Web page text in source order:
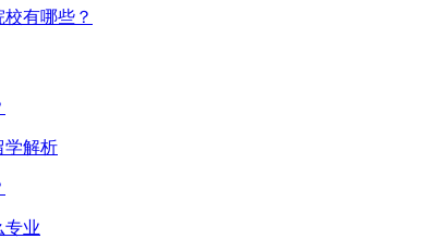
有哪些？
学解析
专业